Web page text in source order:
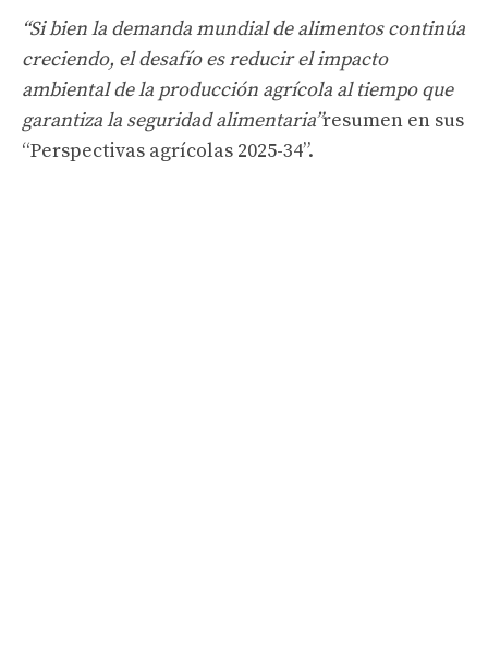
“Si bien la demanda mundial de alimentos continúa
creciendo, el desafío es reducir el impacto
ambiental de la producción agrícola al tiempo que
garantiza la seguridad alimentaria”resumen en sus
“Perspectivas agrícolas 2025-34”.